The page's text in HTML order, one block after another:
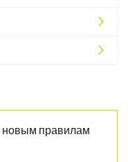
новым правилам